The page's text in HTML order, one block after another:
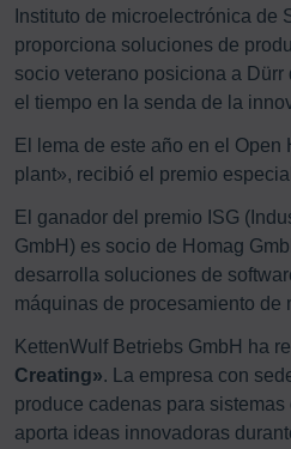
Instituto de microelectrónica de
proporciona soluciones de
socio veterano posiciona a
el tiempo en la senda de la
El lema de este año en el Open
plant», recibió el premio especial
El ganador del premio ISG
GmbH) es socio de Homag
desarrolla soluciones de
máquinas de procesamiento de
KettenWulf Betriebs GmbH ha
Creating». La empresa con
produce cadenas para
aporta ideas innovadoras